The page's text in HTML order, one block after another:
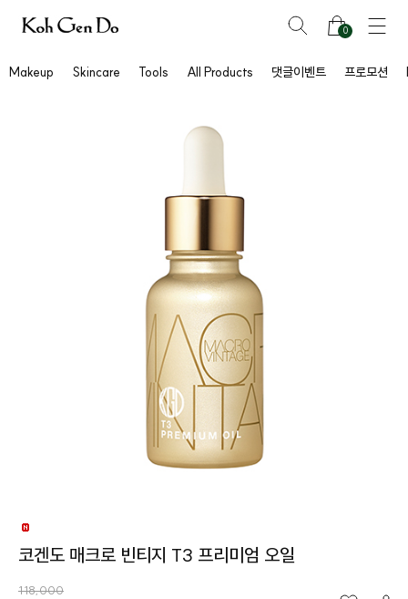
0
Makeup Skincare Tools All Products 댓글이벤트 프로모션
코겐도 매크로 빈티지 T3 프리미엄 오일
118,000